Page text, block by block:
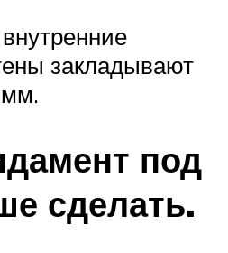
закладывают
мм.
под
сделать.